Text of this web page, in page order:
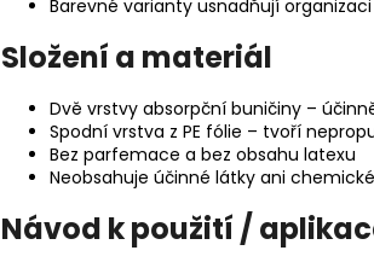
Barevné varianty usnadňují
Složení a materiál
Dvě vrstvy absorpční buničiny –
Spodní vrstva z PE fólie – tvoří
Bez parfemace a bez obsahu latexu
Neobsahuje účinné látky ani
Návod k použití /